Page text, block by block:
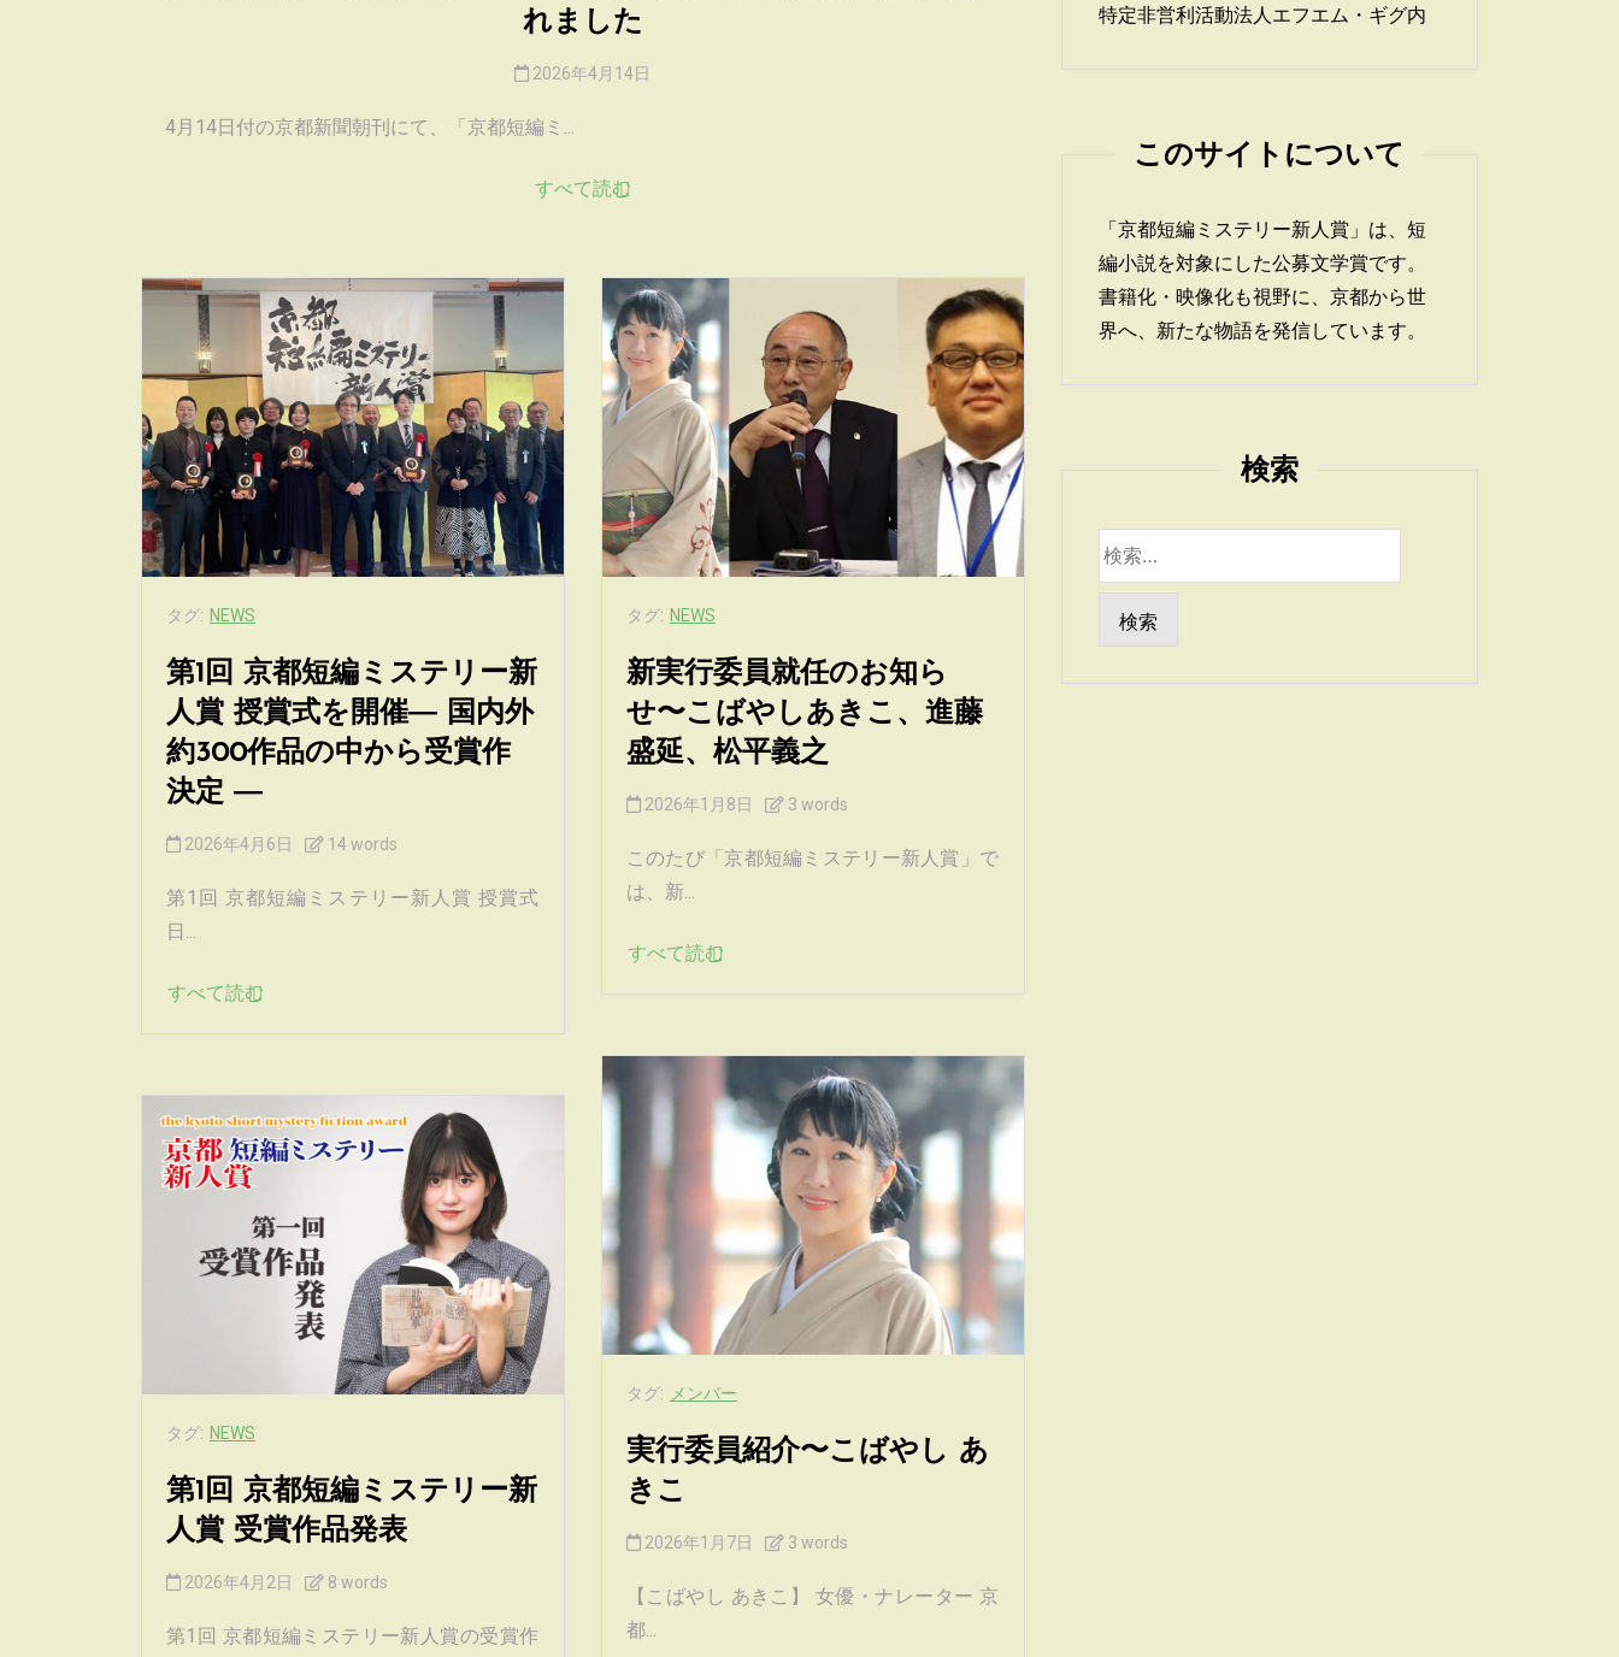
れました
2026年4月14日
4月14日付の京都新聞朝刊にて、「京都短編ミ...
すべて読む
タグ: NEWS
第1回 京都短編ミステリー新
人賞 授賞式を開催― 国内外
約300作品の中から受賞作
決定 ―
2026年4月6日 14 words
第1回 京都短編ミステリー新人賞 授賞式
日...
すべて読む
タグ: NEWS
第1回 京都短編ミステリー新
人賞 受賞作品発表
2026年4月2日 8 words
第1回 京都短編ミステリー新人賞の受賞作
タグ: NEWS
新実行委員就任のお知ら
せ〜こばやしあきこ、進藤
盛延、松平義之
2026年1月8日 3 words
このたび「京都短編ミステリー新人賞」で
は、新...
すべて読む
タグ: メンバー
実行委員紹介〜こばやし あ
きこ
2026年1月7日 3 words
【こばやし あきこ】 女優・ナレーター 京
都...
特定非営利活動法人エフエム・ギグ内
このサイトについて
「京都短編ミステリー新人賞」は、短
編小説を対象にした公募文学賞です。
書籍化・映像化も視野に、京都から世
界へ、新たな物語を発信しています。
検索
索: